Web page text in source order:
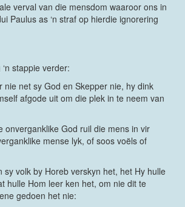
verval van die mensdom waaroor ons in
Paulus as ‘n straf op hierdie ignorering
stappie verder:
nie net sy God en Skepper nie, hy dink
afgode uit om die plek in te neem van
onverganklike God ruil die mens in vir
mense lyk, of soos voëls of
sy volk by Horeb verskyn het, het Hy hulle
hulle Hom leer ken het, om nie dit te
gedoen het nie: